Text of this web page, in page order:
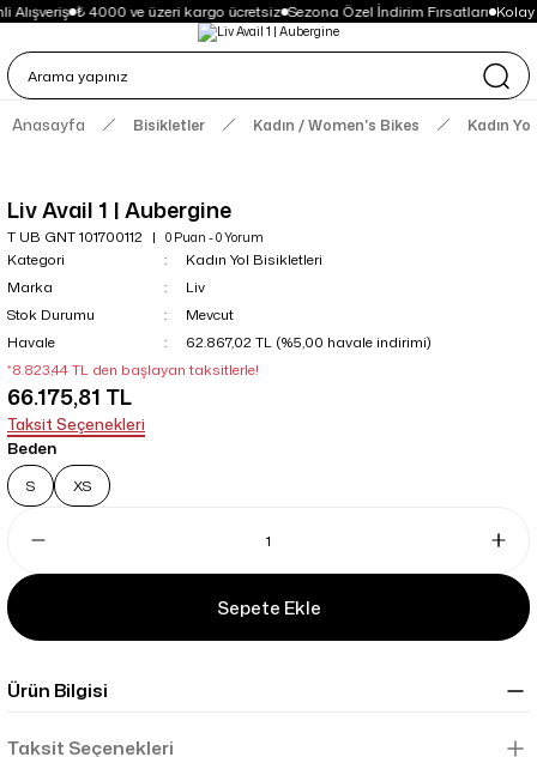
Alışveriş ₺ 4000 ve üzeri kargo ücretsiz Sezona Özel İndirim Fırsatları Kolay
Anasayfa Bisikletler Kadın / Women's Bikes Kadın
Liv Avail 1 | Aubergine
T UB GNT 101700112 0 Puan - 0 Yorum
Kategori
Kadın Yol Bisikletleri
Marka
Liv
Stok Durumu
Mevcut
Havale
62.867,02 TL (%5,00 havale indirimi)
*8.823,44 TL den başlayan taksitlerle!
66.175,81 TL
Taksit Seçenekleri
Beden
S XS
Sepete Ekle
Ürün Bilgisi
Taksit Seçenekleri